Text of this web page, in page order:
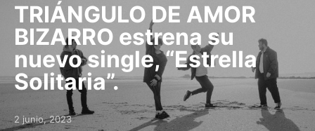
TRIÁNGULO DE AMOR
BIZARRO estrena su
nuevo single, “Estrella
Solitaria”.
Posted on
2 junio, 2023